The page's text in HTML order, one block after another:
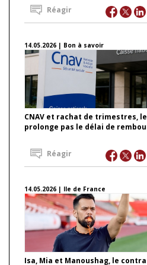
Réagir
14.05.2026 | Bon à savoir
CNAV et rachat de trimestres,
prolonge pas le délai de
Réagir
14.05.2026 | Ile de France
Isa, Mia et Manoushag, le